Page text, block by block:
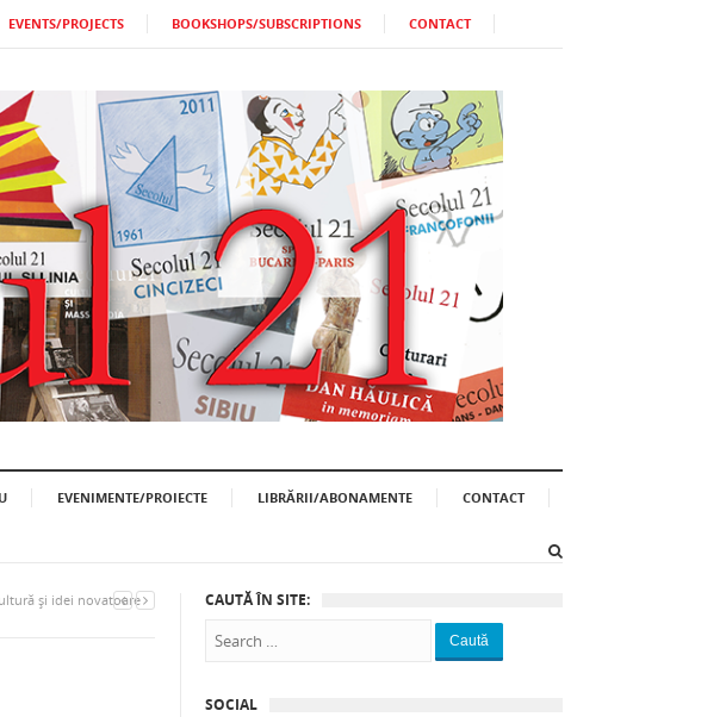
EVENTS/PROJECTS BOOKSHOPS/SUBSCRIPTIONS CONTACT
EVENIMENTE/PROIECTE LIBRĂRII/ABONAMENTE CONTACT
şi idei novatoare CAUTĂ ÎN SITE:
Caută
SOCIAL